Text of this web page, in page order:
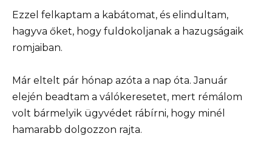
Ezzel felkaptam a kabátomat, és elindultam,
hagyva őket, hogy fuldokoljanak a hazugságaik
romjaiban.
Már eltelt pár hónap azóta a nap óta. Január
elején beadtam a válókeresetet, mert rémálom
volt bármelyik ügyvédet rábírni, hogy minél
hamarabb dolgozzon rajta.